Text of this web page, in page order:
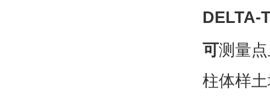
DELTA-
可测量
柱体样